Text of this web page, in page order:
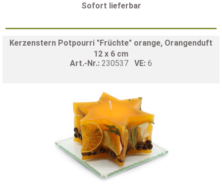
Sofort lieferbar
Kerzenstern Potpourri "Früchte" orange, Orangenduft
12 x 6 cm
Art.-Nr.: 230537 VE: 6